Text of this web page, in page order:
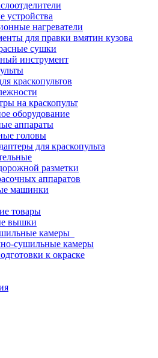
устройства
нагреватели
для правки вмятин кузова
сушки
инструмент
краскопультов
на краскопульт
оборудование
аппараты
головы
для краскопульта
разметки
аппаратов
машинки
товары
вышки
камеры
сушильные камеры
к окраске